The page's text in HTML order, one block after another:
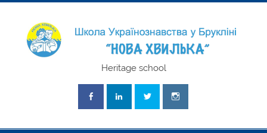
Skip
"Нова
Heritage school